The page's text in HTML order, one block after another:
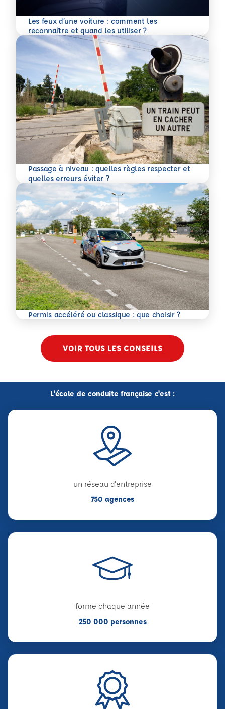
Les feux d’une voiture : comment les
reconnaître et quand les utiliser ?
En savoir plus
Passage à niveau : quelles règles respecter et
quelles erreurs éviter ?
En savoir plus
Permis accéléré ou classique : que choisir ?
En savoir plus
VOIR TOUS LES CONSEILS
L'école de conduite française c'est :
un réseau d'entreprise
750 agences
forme chaque année
250 000 personnes